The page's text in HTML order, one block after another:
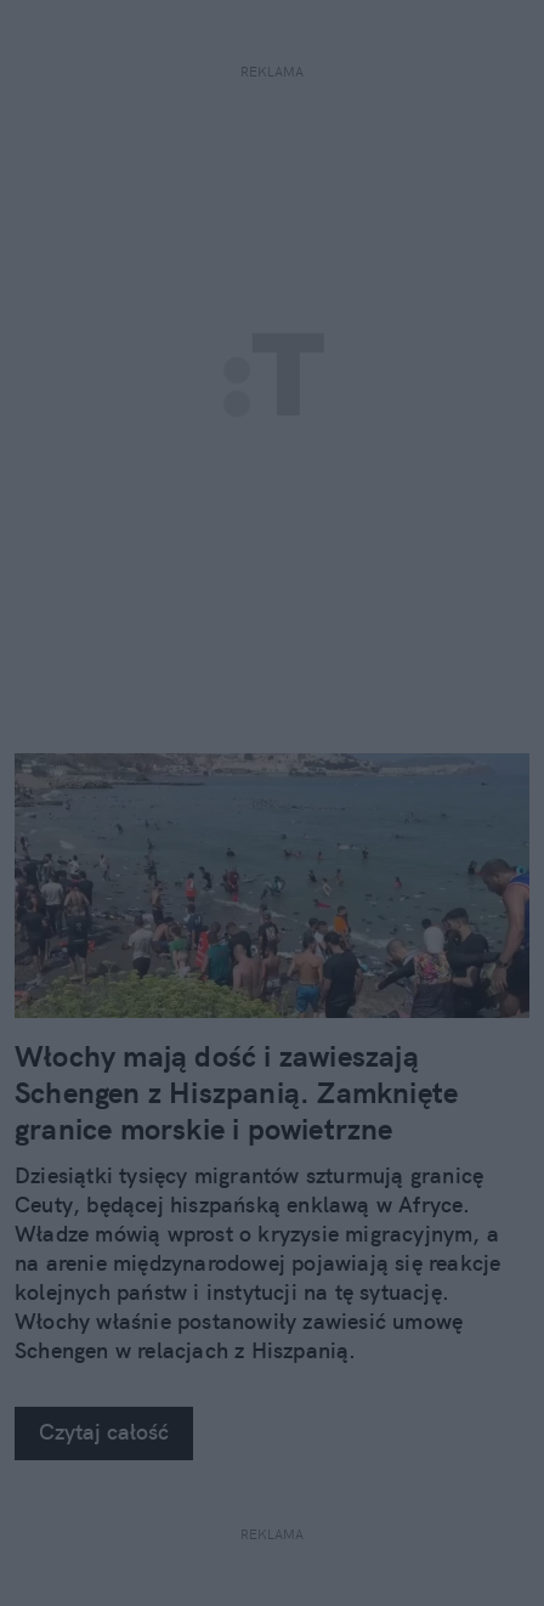
REKLAMA
Włochy mają dość i zawieszają
Schengen z Hiszpanią. Zamknięte
granice morskie i powietrzne
Dziesiątki tysięcy migrantów szturmują granicę
Ceuty, będącej hiszpańską enklawą w Afryce.
Władze mówią wprost o kryzysie migracyjnym, a
na arenie międzynarodowej pojawiają się reakcje
kolejnych państw i instytucji na tę sytuację.
Włochy właśnie postanowiły zawiesić umowę
Schengen w relacjach z Hiszpanią.
Czytaj całość
REKLAMA